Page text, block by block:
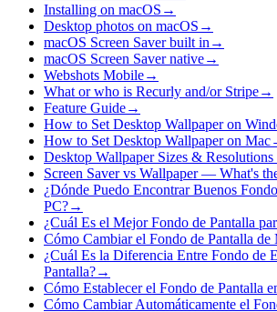
Installing on macOS →
Desktop photos on macOS →
macOS Screen Saver built in →
macOS Screen Saver native→
Webshots Mobile→
What or who is Recurly and/or Stripe→
Feature Guide→
How to Set Desktop Wallpaper on
How to Set Desktop Wallpaper on Mac
Desktop Wallpaper Sizes &
Screen Saver vs Wallpaper — What's
¿Dónde Puedo Encontrar Buenos
PC?→
¿Cuál Es el Mejor Fondo de Pantalla
Cómo Cambiar el Fondo de Pantalla
¿Cuál Es la Diferencia Entre Fondo de
Pantalla?→
Cómo Establecer el Fondo de Pantalla
Cómo Cambiar Automáticamente el